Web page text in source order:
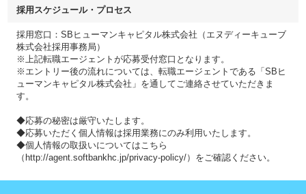
採用スケジュール・プロセス
採用窓口：SBヒューマンキャピタル株式会社（エヌディーキューブ
株式会社採用事務局）
※上記転職エージェントが応募受付窓口となります。
※エントリー後の流れについては、転職エージェントである「SBヒ
ューマンキャピタル株式会社」を通してご連絡させていただきま
す。
◆応募の秘密は厳守いたします。
◆応募いただく個人情報は採用業務にのみ利用いたします。
◆個人情報の取扱いについてはこちら
（http://agent.softbankhc.jp/privacy-policy/）をご確認ください。